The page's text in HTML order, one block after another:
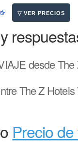
desde The
The Z
Precio